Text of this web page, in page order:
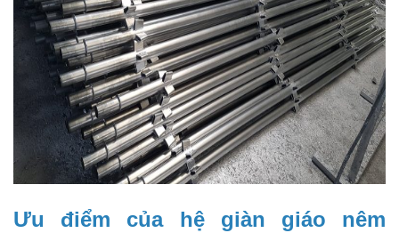
Ưu điểm của hệ giàn giáo nêm